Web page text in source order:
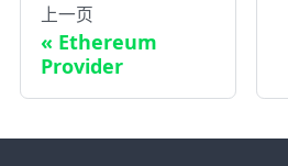
上一页
Ethereum
Provider